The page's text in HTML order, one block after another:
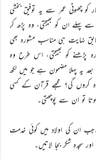
کو چھوٹی عمر سے یہ توفیق بخشی
پہلے ان کو بھیجتی، وہ پڑھ کر
نہایت ہی مناسب مشورہ بھی
پڑھنے کو بھیجتی، اس طرح وہ
یہ پہلا مضمون ہے جو میں لکھ
کروں گی؟ مجھے قرآن کے کسی
تو ان سے پوچھتی۔
ان کی اولاد میں کوئی خدمت
سجدہ شکر بجا لاتیں۔